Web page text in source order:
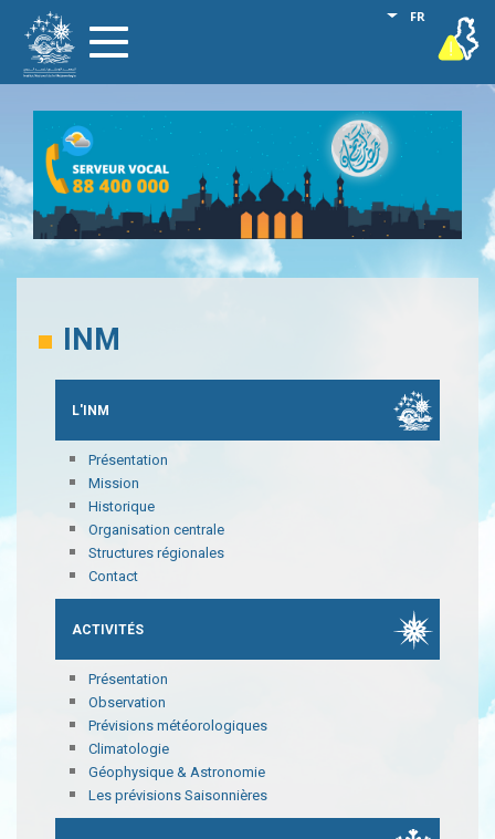
contenu
Toggle
navigation
FR
Lister les
vigilance
INM
L'INM
Présentation
Mission
Historique
Organisation centrale
Structures régionales
Contact
ACTIVITÉS
Présentation
Observation
Prévisions météorologiques
Climatologie
Géophysique & Astronomie
Les prévisions Saisonnières